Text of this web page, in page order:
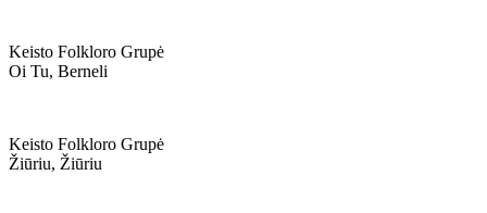
Keisto Folkloro Grupė
Oi Tu, Berneli
Keisto Folkloro Grupė
Žiūriu, Žiūriu